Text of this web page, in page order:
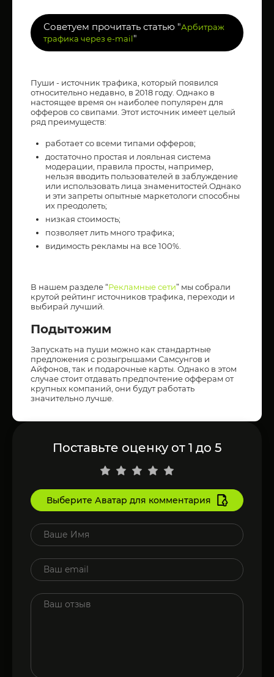
Советуем прочитать статью "Арбитраж
трафика через e-mail"
Пуши - источник трафика, который появился
относительно недавно, в 2018 году. Однако в
настоящее время он наиболее популярен для
офферов со свипами. Этот источник имеет целый
ряд преимуществ:
работает со всеми типами офферов;
достаточно простая и лояльная система
модерации, правила просты, например,
нельзя вводить пользователей в заблуждение
или использовать лица знаменитостей.Однако
и эти запреты опытные маркетологи способны
их преодолеть;
низкая стоимость;
позволяет лить много трафика;
видимость рекламы на все 100%.
В нашем разделе “Рекламные сети” мы собрали
крутой рейтинг источников трафика, переходи и
выбирай лучший.
Подытожим
Запускать на пуши можно как стандартные
предложения с розыгрышами Самсунгов и
Айфонов, так и подарочные карты. Однако в этом
случае стоит отдавать предпочтение офферам от
крупных компаний, они будут работать
значительно лучше.
Поставьте оценку от 1 до 5
Выберите Аватар для комментария